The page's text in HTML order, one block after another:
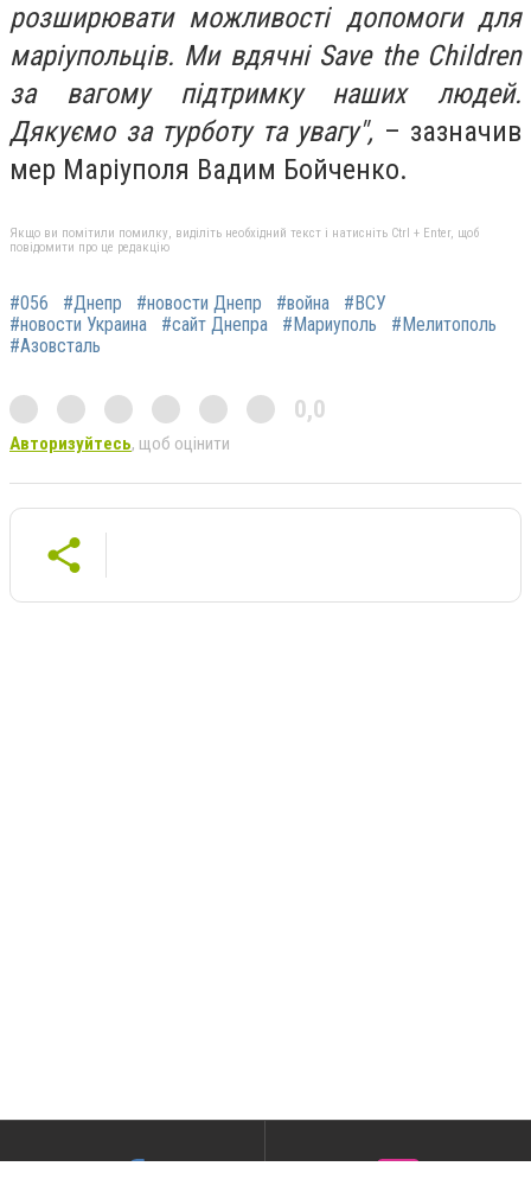
розширювати можливості допомоги для
маріупольців. Ми вдячні Save the Children
за вагому підтримку наших людей.
Дякуємо за турботу та увагу", – зазначив
мер Маріуполя Вадим Бойченко.
Якщо ви помітили помилку, виділіть необхідний текст і натисніть Ctrl + Enter, щоб
повідомити про це редакцію
#056 #Днепр #новости Днепр #война
#ВСУ
#новости Украина
#сайт Днепра #Мариуполь
#Мелитополь
#Азовсталь
0,0
Авторизуйтесь, щоб оцінити